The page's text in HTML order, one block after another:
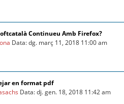
Continueu Amb Firefox?
Data: dg. març 11, 2018 11:00 am
en format pdf
Data: dj. gen. 18, 2018 11:42 am